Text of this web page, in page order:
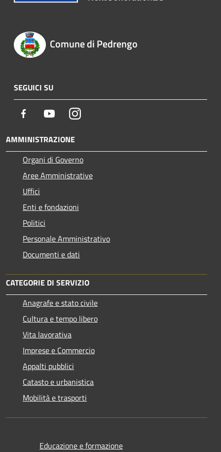
Comune di Pedrengo
SEGUICI SU
Facebook YoutubeInstagram
AMMINISTRAZIONE
Organi di Governo
Aree Amministrative
Uffici
Enti e fondazioni
Politici
Personale Amministrativo
Documenti e dati
CATEGORIE DI SERVIZIO
Anagrafe e stato civile
Cultura e tempo libero
Vita lavorativa
Imprese e Commercio
Appalti pubblici
Catasto e urbanistica
Mobilità e trasporti
Educazione e formazione